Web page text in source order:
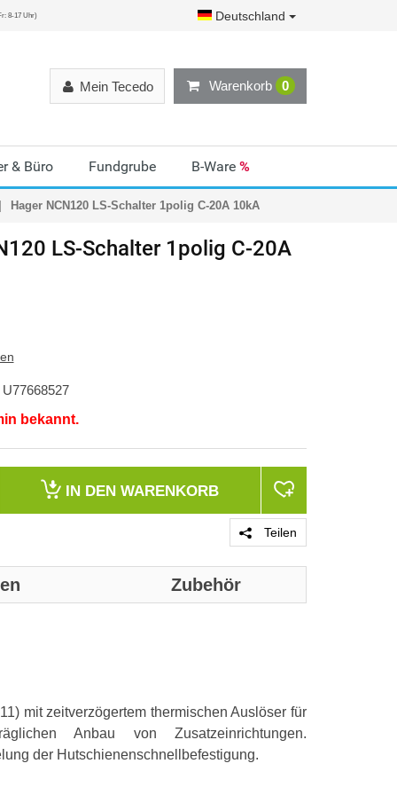
8-17 Uhr) Deutschland
Warenkorb 0
Mein Tecedo
& Büro Fundgrube B-Ware %
Hager NCN120 LS-Schalter 1polig C-20A 10kA
LS-Schalter 1polig C-20A
U77668527
bekannt.
IN DEN WARENKORB
Teilen
Zubehör
mit zeitverzögertem thermischen Auslöser für
Anbau von Zusatzeinrichtungen.
der Hutschienenschnellbefestigung.